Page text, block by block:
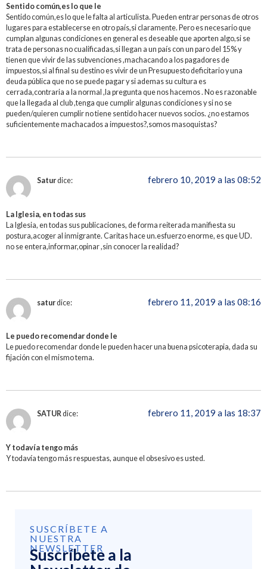
Sentido común,es lo que le
Sentido común,es lo que le falta al articulista. Pueden entrar personas de otros
lugares para establecerse en otro país,si claramente. Pero es necesario que
cumplan algunas condiciones en general es deseable que aporten algo,si se
trata de personas no cualificadas,si llegan a un país con un paro del 15% y
tienen que vivir de las subvenciones ,machacando a los pagadores de
impuestos,si al final su destino es vivir de un Presupuesto deficitario y una
deuda pública que no se puede pagar y si ademas su cultura es
cerrada,contraria a la normal ,la pregunta que nos hacemos . No es razonable
que la llegada al club ,tenga que cumplir algunas condiciones y si no se
pueden/quieren cumplir no tiene sentido hacer nuevos socios. ¿no estamos
suficientemente machacados a impuestos?,somos masoquistas?
Saturdice: febrero 10, 2019 a las 08:52
La Iglesia, en todas sus
La Iglesia, en todas sus publicaciones, de forma reiterada manifiesta su
postura,acoger al inmigrante. Caritas hace un.esfuerzo enorme, es que UD.
no se entera,informar,opinar ,sin conocer la realidad?
saturdice: febrero 11, 2019 a las 08:16
Le puedo recomendar donde le
Le puedo recomendar donde le pueden hacer una buena psicoterapia, dada su
fijación con el mismo tema.
SATURdice: febrero 11, 2019 a las 18:37
Y todavía tengo más
Y todavía tengo más respuestas, aunque el obsesivo es usted.
SUSCRÍBETE A
NUESTRA
NEWSLETTER
Suscríbete a la